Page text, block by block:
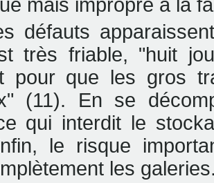
mais impropre à la
défauts
très friable, "huit
pour que les gros
" (11). En se
qui interdit le
le risque
les